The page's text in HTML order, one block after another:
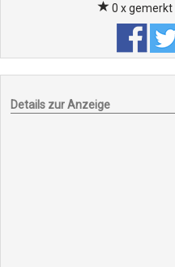
0 x gemerkt
Details zur Anzeige